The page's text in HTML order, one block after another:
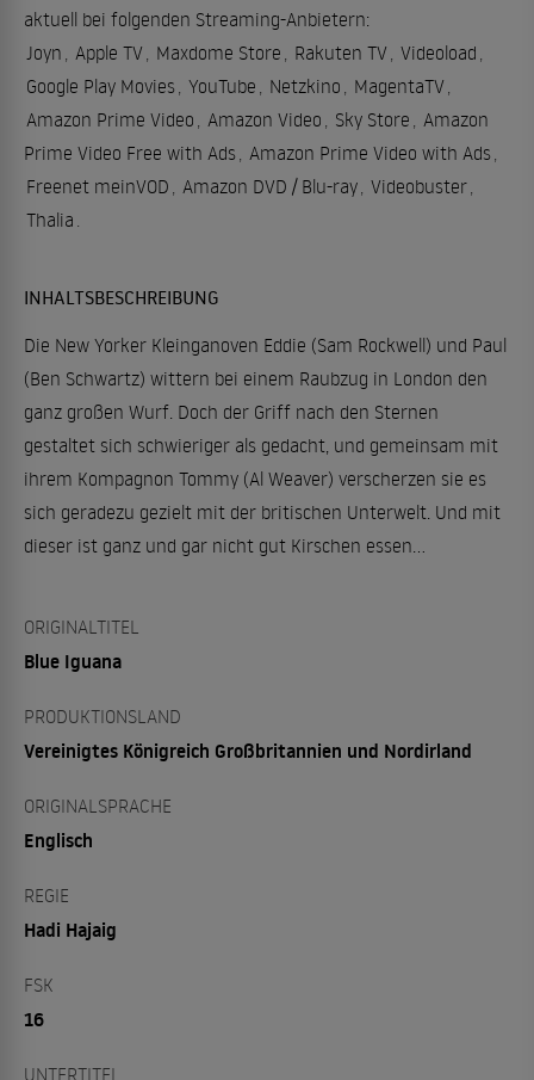
aktuell bei folgenden Streaming-Anbietern:
Joyn , Apple TV, Maxdome Store , Rakuten TV, Videoload ,
Google Play Movies, YouTube , Netzkino , MagentaTV,
Amazon Prime Video , Amazon Video , Sky Store , Amazon
Prime Video Free with Ads, Amazon Prime Video with Ads,
Freenet meinVOD , Amazon DVD / Blu-ray, Videobuster,
Thalia .
INHALTSBESCHREIBUNG
Die New Yorker Kleinganoven Eddie (Sam Rockwell) und Paul
(Ben Schwartz) wittern bei einem Raubzug in London den
ganz großen Wurf. Doch der Griff nach den Sternen
gestaltet sich schwieriger als gedacht, und gemeinsam mit
ihrem Kompagnon Tommy (Al Weaver) verscherzen sie es
sich geradezu gezielt mit der britischen Unterwelt. Und mit
dieser ist ganz und gar nicht gut Kirschen essen...
ORIGINALTITEL
Blue Iguana
PRODUKTIONSLAND
Vereinigtes Königreich Großbritannien und Nordirland
ORIGINALSPRACHE
Englisch
REGIE
Hadi Hajaig
FSK
16
UNTERTITEL